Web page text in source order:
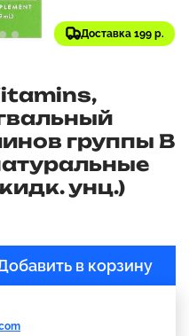
Доставка 199 р.
группы B
унц.)
в корзину